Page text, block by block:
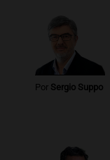
Por Sergio Suppo